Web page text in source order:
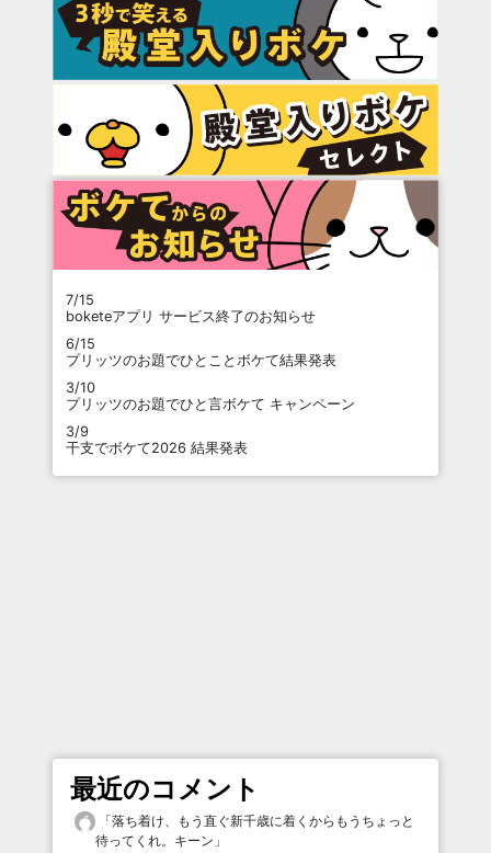
7/15
boketeアプリ サービス終了のお知らせ
6/15
プリッツのお題でひとことボケて結果発表
3/10
プリッツのお題でひと言ボケて キャンペーン
3/9
干支でボケて2026 結果発表
最近のコメント
「落ち着け、もう直ぐ新千歳に着くからもうちょっと
待ってくれ。キーン 」